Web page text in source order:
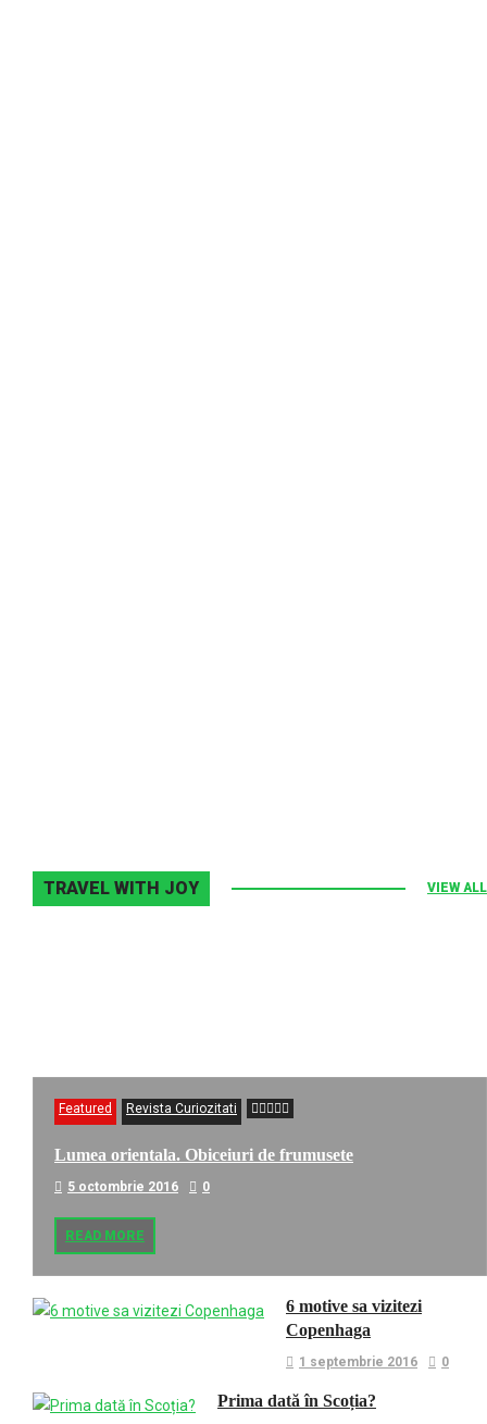
TRAVEL WITH JOY VIEW ALL
Featured Revista Curiozitati
Lumea orientala. Obiceiuri de frumusete
5 octombrie 2016 0
READ MORE
6 motive sa vizitezi
Copenhaga
1 septembrie 2016 0
Prima dată în Scoția?